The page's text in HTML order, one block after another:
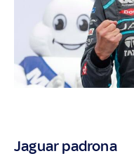
Jaguar padrona